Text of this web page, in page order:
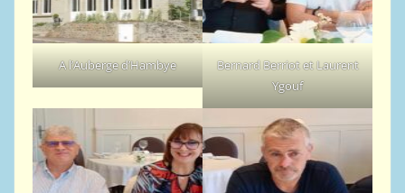
A l’Auberge d’Hambye
Bernard Berriot et Laurent
Ygouf